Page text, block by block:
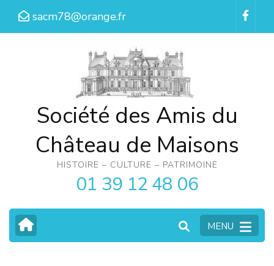
Aller
sacm78@orange.fr
Société des Amis du
Château de Maisons
HISTOIRE – CULTURE – PATRIMOINE
01 39 12 48 06
MENU